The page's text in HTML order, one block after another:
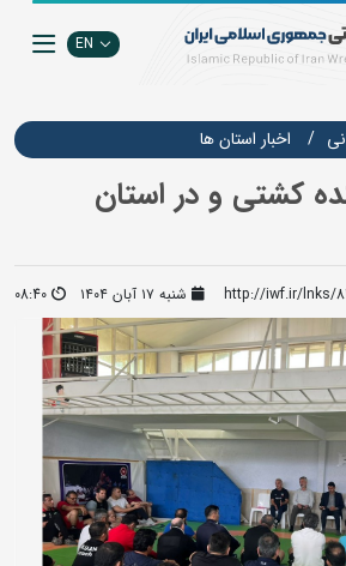
EN
اخبار استان ها
کشتی و در استان
http://iwf.ir/lnks/ شنبه ۱۷ آبان ۱۴۰۴ 08:40